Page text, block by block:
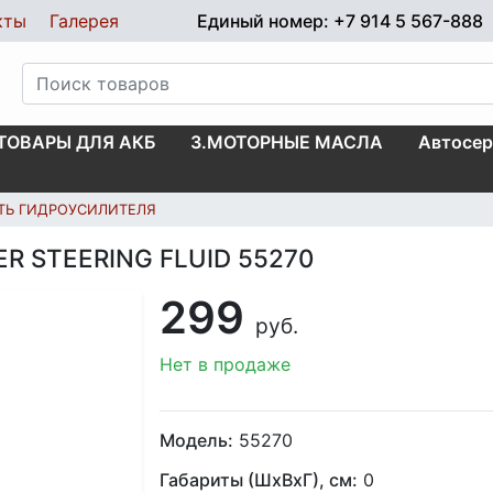
Галерея Единый номер: +7 914 5 567-888
ДЛЯ АКБ 3.МОТОРНЫЕ МАСЛА
ГИДРОУСИЛИТЕЛЯ
STEERING FLUID 55270
299 руб.
Нет в продаже
Модель: 55270
Габариты (ШхВхГ), см: 0